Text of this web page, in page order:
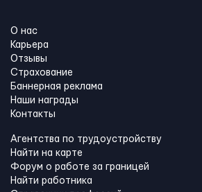
О нас
Карьера
Отзывы
Страхование
Баннерная реклама
Наши награды
Контакты
Агентства по трудоустройству
Найти на карте
Форум о работе за границей
Найти работника